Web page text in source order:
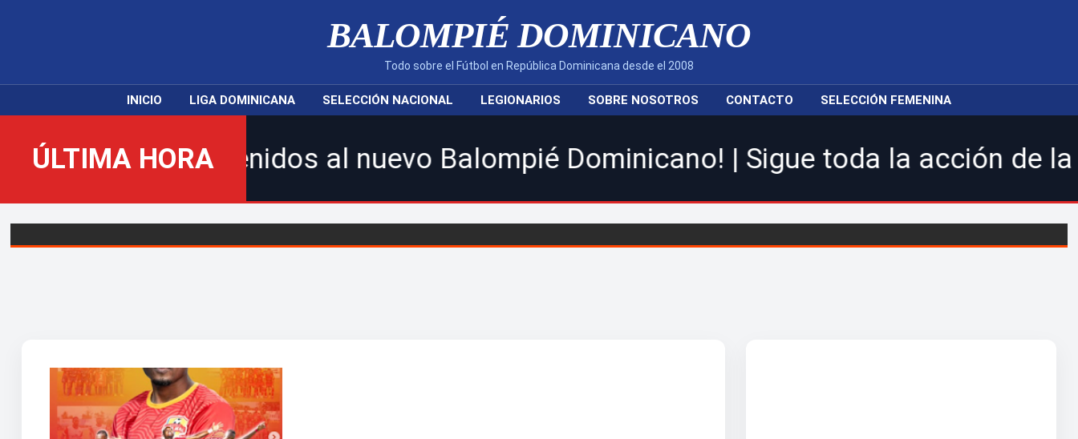
BALOMPIÉ DOMINICANO
Todo sobre el Fútbol en República Dominicana desde el 2008
INICIO LIGA DOMINICANA SELECCIÓN NACIONAL LEGIONARIOS SOBRE NOSOTROS CONTACTO SELECCIÓN FEMENINA
ÚLTIMA HORA
¡Bienvenidos al nuevo Balompié Dominicano! | Sigue toda la acción de la LDF,